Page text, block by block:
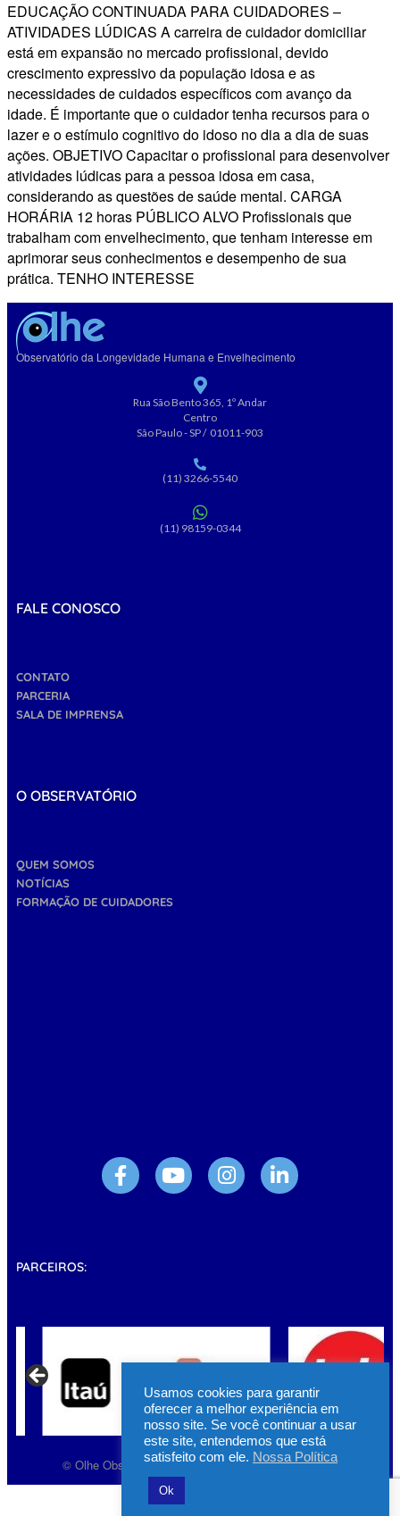
EDUCAÇÃO CONTINUADA PARA CUIDADORES –
ATIVIDADES LÚDICAS A carreira de cuidador domiciliar
está em expansão no mercado profissional, devido
crescimento expressivo da população idosa e as
necessidades de cuidados específicos com avanço da
idade. É importante que o cuidador tenha recursos para o
lazer e o estímulo cognitivo do idoso no dia a dia de suas
ações. OBJETIVO Capacitar o profissional para desenvolver
atividades lúdicas para a pessoa idosa em casa,
considerando as questões de saúde mental. CARGA
HORÁRIA 12 horas PÚBLICO ALVO Profissionais que
trabalham com envelhecimento, que tenham interesse em
aprimorar seus conhecimentos e desempenho de sua
prática. TENHO INTERESSE
Observatório da Longevidade Humana e Envelhecimento
Rua São Bento 365, 1º Andar
Centro
São Paulo - SP / 01011-903
(11) 3266-5540
(11) 98159-0344
FALE CONOSCO
CONTATO
PARCERIA
SALA DE IMPRENSA
O OBSERVATÓRIO
QUEM SOMOS
NOTÍCIAS
FORMAÇÃO DE CUIDADORES
PARCEIROS:
© Olhe Observatório | Todos os direitos reservados.
Usamos cookies para garantir
oferecer a melhor experiência em
nosso site. Se você continuar a usar
este site, entendemos que está
satisfeito com ele. Nossa Política
Ok